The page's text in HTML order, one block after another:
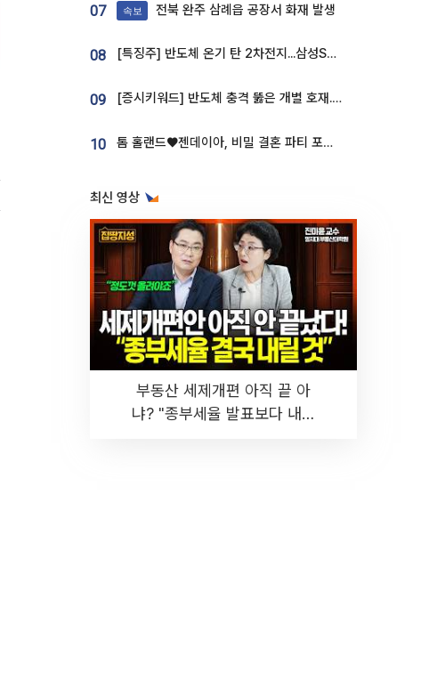
07 속보 전북 완주 삼례읍 공장서 화재 발생
08 [특징주] 반도체 온기 탄 2차전지...삼성SDI, 장 초반 7% 넘게 껑충
09 [증시키워드] 반도체 충격 뚫은 개별 호재...포스코퓨처엠·에코프로·한화솔루션 '눈길'
10 톰 홀랜드♥젠데이아, 비밀 결혼 파티 포착⋯호텔 대관비만 9억
최신 영상
부동산 세제개편 아직 끝 아
냐? "종부세율 발표보다 내릴